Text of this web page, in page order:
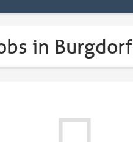
in Burgdorf